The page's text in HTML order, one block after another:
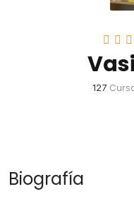
127
Biografía